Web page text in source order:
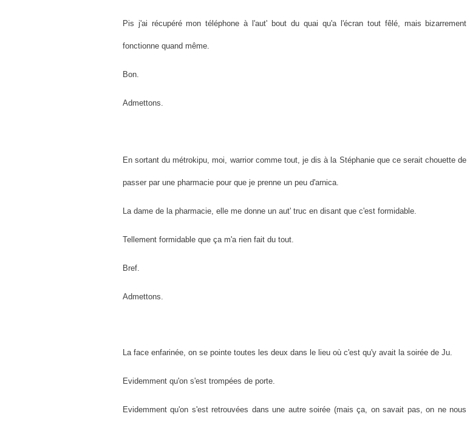
Pis j'ai récupéré mon téléphone à l'aut' bout du quai qu'a l'écran tout fêlé, mais bizarrement
fonctionne quand même.
Bon.
Admettons.
En sortant du métrokipu, moi, warrior comme tout, je dis à la Stéphanie que ce serait chouette de
passer par une pharmacie pour que je prenne un peu d'arnica.
La dame de la pharmacie, elle me donne un aut' truc en disant que c'est formidable.
Tellement formidable que ça m'a rien fait du tout.
Bref.
Admettons.
La face enfarinée, on se pointe toutes les deux dans le lieu où c'est qu'y avait la soirée de Ju.
Evidemment qu'on s'est trompées de porte.
Evidemment qu'on s'est retrouvées dans une autre soirée (mais ça, on savait pas, on ne nous